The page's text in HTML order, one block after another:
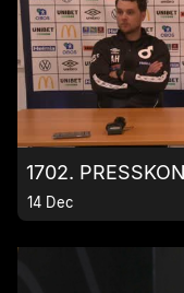
1702.
14 Dec